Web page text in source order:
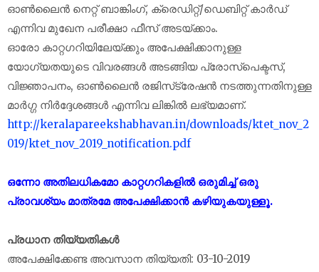
ഓണ്‍ലൈന്‍ നെറ്റ് ബാങ്കിംഗ്, ക്രെഡിറ്റ്/ഡെബിറ്റ് കാര്‍ഡ്
എന്നിവ മുഖേന പരീക്ഷാ ഫീസ് അടയ്ക്കാം.
ഓരോ കാറ്റഗറിയിലേയ്ക്കും അപേക്ഷിക്കാനുള്ള
യോഗ്യതയുടെ വിവരങ്ങള്‍ അടങ്ങിയ പ്രോസ്‌പെക്ടസ്,
വിജ്ഞാപനം, ഓണ്‍ലൈന്‍ രജിസ്‌ട്രേഷന്‍ നടത്തുന്നതിനുള്ള
മാര്‍ഗ്ഗ നിര്‍ദ്ദേശങ്ങള്‍ എന്നിവ ലിങ്കിൽ ലഭ്യമാണ്.
http://keralapareekshabhavan.in/downloads/ktet_nov_2
019/ktet_nov_2019_notification.pdf
ഒന്നോ അതിലധികമോ കാറ്റഗറികളില്‍ ഒരുമിച്ച് ഒരു
പ്രാവശ്യം മാത്രമേ അപേക്ഷിക്കാന്‍ കഴിയുകയുള്ളൂ.
പ്രധാന തിയ്യതികൾ
അപേക്ഷിക്കേണ്ട അവസാന തിയ്യതി: ‪03-10-2019‬